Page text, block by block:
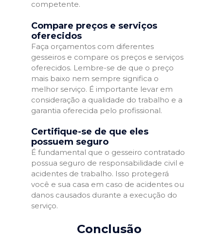
competente.
Compare preços e serviços
oferecidos
Faça orçamentos com diferentes
gesseiros e compare os preços e serviços
oferecidos. Lembre-se de que o preço
mais baixo nem sempre significa o
melhor serviço. É importante levar em
consideração a qualidade do trabalho e a
garantia oferecida pelo profissional.
Certifique-se de que eles
possuem seguro
É fundamental que o gesseiro contratado
possua seguro de responsabilidade civil e
acidentes de trabalho. Isso protegerá
você e sua casa em caso de acidentes ou
danos causados durante a execução do
serviço.
Conclusão